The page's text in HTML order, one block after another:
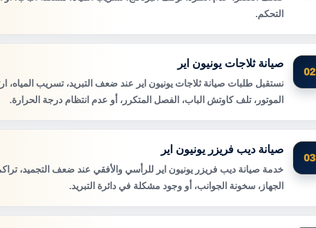
التحكم.
02
صيانة ثلاجات يونيون اير
نستقبل طلبات صيانة ثلاجات يونيون اير عند ضعف التبريد، تسريب المياه،
الموتور، تلف كاوتش الباب، الفصل المتكرر، أو عدم انتظام درجة الحرارة.
03
صيانة ديب فريزر يونيون اير
خدمة صيانة ديب فريزر يونيون اير للرأسي والأفقي عند ضعف التجميد،
الجهاز، سخونة الجوانب، أو وجود مشكلة في دائرة التبريد.